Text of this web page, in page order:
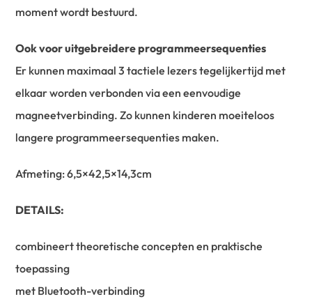
moment wordt bestuurd.
Ook voor uitgebreidere programmeersequenties
Er kunnen maximaal 3 tactiele lezers tegelijkertijd met
elkaar worden verbonden via een eenvoudige
magneetverbinding. Zo kunnen kinderen moeiteloos
langere programmeersequenties maken.
Afmeting: 6,5×42,5×14,3cm
DETAILS:
combineert theoretische concepten en praktische
toepassing
met Bluetooth-verbinding